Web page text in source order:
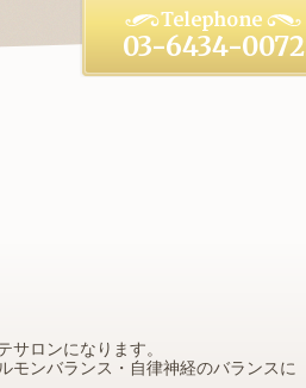
ロンになります。
モンバランス・自律神経のバランスに
03-6434-0072